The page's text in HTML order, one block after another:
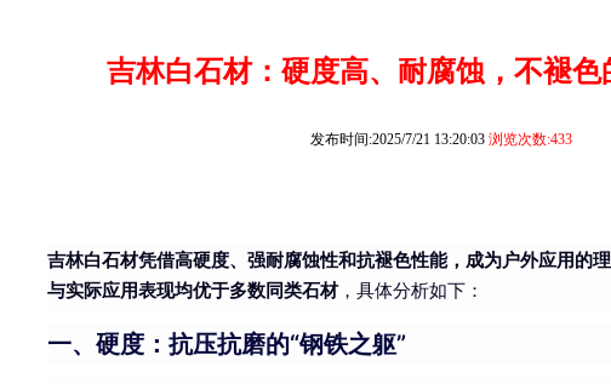
吉林白石材：硬度高、耐腐蚀，不褪色
发布时间:2025/7/21 13:20:03 浏览次数:433
吉林白石材凭借高硬度、强耐腐蚀性和抗褪色性能，成为户外应用的
与实际应用表现均优于多数同类石材，具体分析如下：
一、硬度：抗压抗磨的“钢铁之躯”